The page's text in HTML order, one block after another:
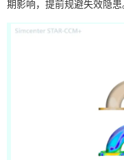
期影响，提前规避失效隐患